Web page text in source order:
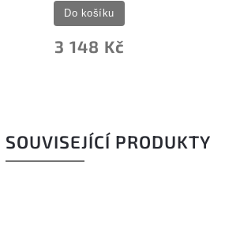
3 148 Kč
Do košíku
SOUVISEJÍCÍ PRODUKTY